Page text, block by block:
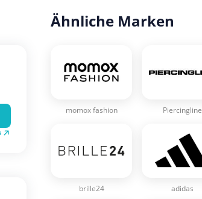
Ähnliche Marken
momox fashion Piercingline
brille24 adidas